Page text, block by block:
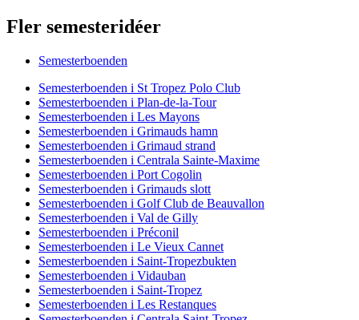
Fler semesteridéer
Semesterboenden
Semesterboenden i St Tropez Polo Club
Semesterboenden i Plan-de-la-Tour
Semesterboenden i Les Mayons
Semesterboenden i Grimauds hamn
Semesterboenden i Grimaud strand
Semesterboenden i Centrala Sainte-Maxime
Semesterboenden i Port Cogolin
Semesterboenden i Grimauds slott
Semesterboenden i Golf Club de Beauvallon
Semesterboenden i Val de Gilly
Semesterboenden i Préconil
Semesterboenden i Le Vieux Cannet
Semesterboenden i Saint-Tropezbukten
Semesterboenden i Vidauban
Semesterboenden i Saint-Tropez
Semesterboenden i Les Restanques